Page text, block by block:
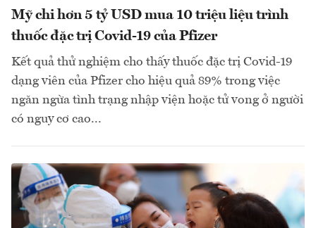
Mỹ chi hơn 5 tỷ USD mua 10 triệu liệu trình
thuốc đặc trị Covid-19 của Pfizer
Kết quả thử nghiệm cho thấy thuốc đặc trị Covid-19
dạng viên của Pfizer cho hiệu quả 89% trong việc
ngăn ngừa tình trạng nhập viện hoặc tử vong ở người
có nguy cơ cao...